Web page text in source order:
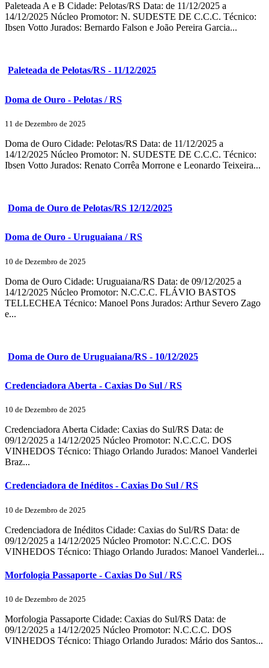
Paleteada A e B Cidade: Pelotas/RS Data: de 11/12/2025 a
14/12/2025 Núcleo Promotor: N. SUDESTE DE C.C.C. Técnico:
Ibsen Votto Jurados: Bernardo Falson e João Pereira Garcia...
Paleteada de Pelotas/RS - 11/12/2025
Doma de Ouro - Pelotas / RS
11 de Dezembro de 2025
Doma de Ouro Cidade: Pelotas/RS Data: de 11/12/2025 a
14/12/2025 Núcleo Promotor: N. SUDESTE DE C.C.C. Técnico:
Ibsen Votto Jurados: Renato Corrêa Morrone e Leonardo Teixeira...
Doma de Ouro de Pelotas/RS 12/12/2025
Doma de Ouro - Uruguaiana / RS
10 de Dezembro de 2025
Doma de Ouro Cidade: Uruguaiana/RS Data: de 09/12/2025 a
14/12/2025 Núcleo Promotor: N.C.C.C. FLÁVIO BASTOS
TELLECHEA Técnico: Manoel Pons Jurados: Arthur Severo Zago
e...
Doma de Ouro de Uruguaiana/RS - 10/12/2025
Credenciadora Aberta - Caxias Do Sul / RS
10 de Dezembro de 2025
Credenciadora Aberta Cidade: Caxias do Sul/RS Data: de
09/12/2025 a 14/12/2025 Núcleo Promotor: N.C.C.C. DOS
VINHEDOS Técnico: Thiago Orlando Jurados: Manoel Vanderlei
Braz...
Credenciadora de Inéditos - Caxias Do Sul / RS
10 de Dezembro de 2025
Credenciadora de Inéditos Cidade: Caxias do Sul/RS Data: de
09/12/2025 a 14/12/2025 Núcleo Promotor: N.C.C.C. DOS
VINHEDOS Técnico: Thiago Orlando Jurados: Manoel Vanderlei...
Morfologia Passaporte - Caxias Do Sul / RS
10 de Dezembro de 2025
Morfologia Passaporte Cidade: Caxias do Sul/RS Data: de
09/12/2025 a 14/12/2025 Núcleo Promotor: N.C.C.C. DOS
VINHEDOS Técnico: Thiago Orlando Jurados: Mário dos Santos...